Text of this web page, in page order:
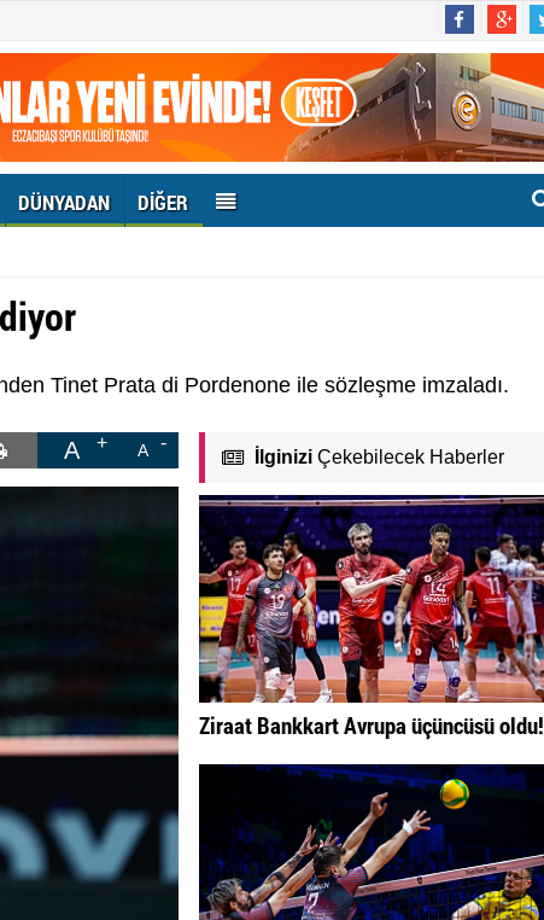
DÜNYADAN DIĞER
Tinet Prata di Pordenone ile sözleşme imzaladı.
A A İlginiziÇekebilecek Haberler
Ziraat Bankkart Avrupa üçüncüsü oldu!